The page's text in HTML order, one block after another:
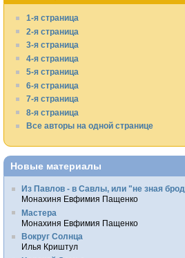
1-я страница
2-я страница
3-я страница
4-я страница
5-я страница
6-я страница
7-я страница
8-я страница
Все авторы на одной странице
Новые материалы
Из Павлов - в Савлы, или "не зная
Монахиня Евфимия Пащенко
Мастера
Монахиня Евфимия Пащенко
Вокруг Солнца
Илья Криштул